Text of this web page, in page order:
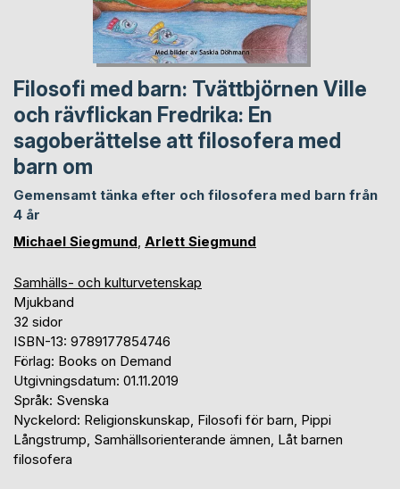
Filosofi med barn: Tvättbjörnen Ville
och rävflickan Fredrika: En
sagoberättelse att filosofera med
barn om
Gemensamt tänka efter och filosofera med barn från
4 år
Michael Siegmund Arlett Siegmund
Samhälls- och kulturvetenskap
Mjukband
32 sidor
ISBN-13: 9789177854746
Förlag: Books on Demand
Utgivningsdatum: 01.11.2019
Språk: Svenska
Nyckelord: Religionskunskap, Filosofi för barn, Pippi
Långstrump, Samhällsorienterande ämnen, Låt barnen
filosofera